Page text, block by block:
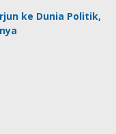
ke Dunia Politik,